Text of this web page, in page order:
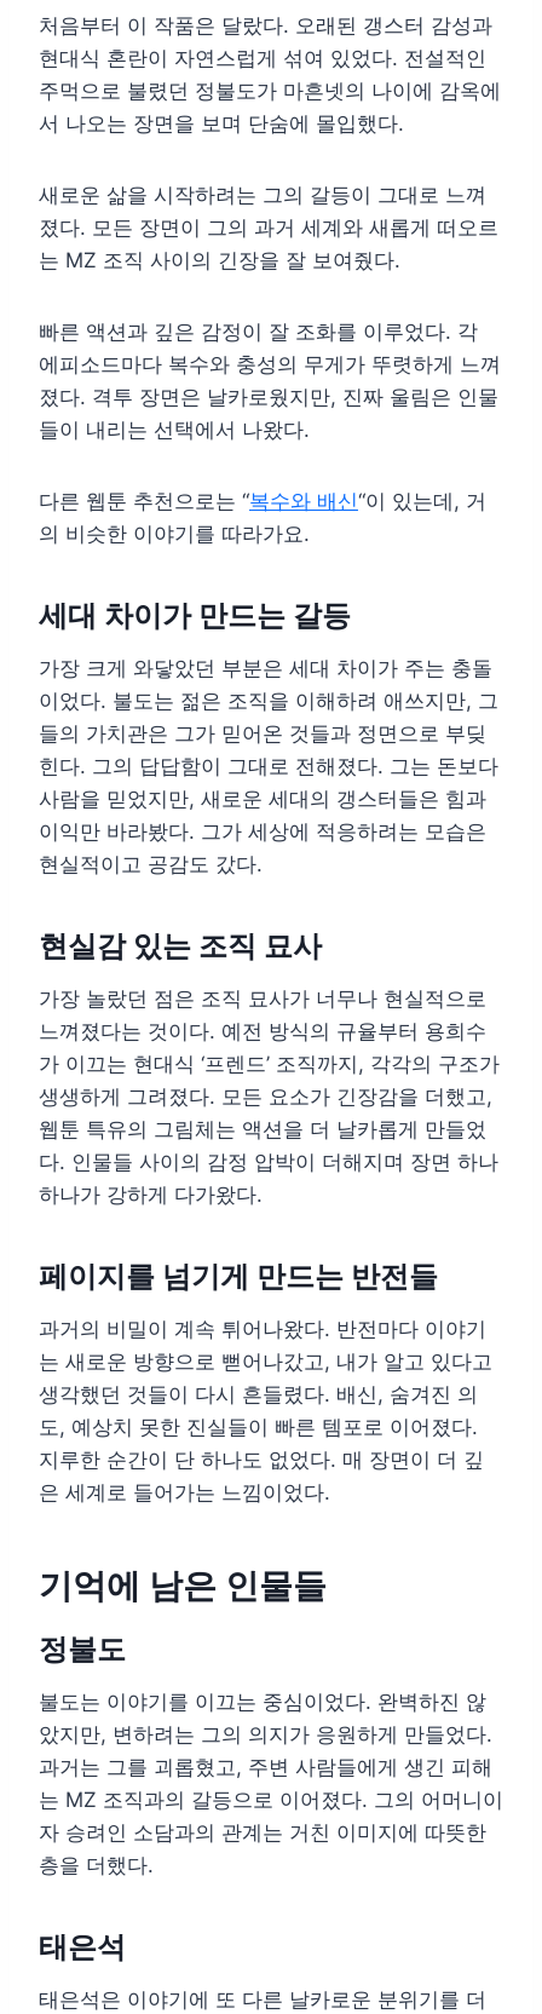
처음부터 이 작품은 달랐다. 오래된 갱스터 감성과
현대식 혼란이 자연스럽게 섞여 있었다. 전설적인
주먹으로 불렸던 정불도가 마흔넷의 나이에 감옥에
서 나오는 장면을 보며 단숨에 몰입했다.
새로운 삶을 시작하려는 그의 갈등이 그대로 느껴
졌다. 모든 장면이 그의 과거 세계와 새롭게 떠오르
는 MZ 조직 사이의 긴장을 잘 보여줬다.
빠른 액션과 깊은 감정이 잘 조화를 이루었다. 각
에피소드마다 복수와 충성의 무게가 뚜렷하게 느껴
졌다. 격투 장면은 날카로웠지만, 진짜 울림은 인물
들이 내리는 선택에서 나왔다.
다른 웹툰 추천으로는 “복수와 배신“이 있는데, 거
의 비슷한 이야기를 따라가요.
세대 차이가 만드는 갈등
가장 크게 와닿았던 부분은 세대 차이가 주는 충돌
이었다. 불도는 젊은 조직을 이해하려 애쓰지만, 그
들의 가치관은 그가 믿어온 것들과 정면으로 부딪
힌다. 그의 답답함이 그대로 전해졌다. 그는 돈보다
사람을 믿었지만, 새로운 세대의 갱스터들은 힘과
이익만 바라봤다. 그가 세상에 적응하려는 모습은
현실적이고 공감도 갔다.
현실감 있는 조직 묘사
가장 놀랐던 점은 조직 묘사가 너무나 현실적으로
느껴졌다는 것이다. 예전 방식의 규율부터 용희수
가 이끄는 현대식 ‘프렌드’ 조직까지, 각각의 구조가
생생하게 그려졌다. 모든 요소가 긴장감을 더했고,
웹툰 특유의 그림체는 액션을 더 날카롭게 만들었
다. 인물들 사이의 감정 압박이 더해지며 장면 하나
하나가 강하게 다가왔다.
페이지를 넘기게 만드는 반전들
과거의 비밀이 계속 튀어나왔다. 반전마다 이야기
는 새로운 방향으로 뻗어나갔고, 내가 알고 있다고
생각했던 것들이 다시 흔들렸다. 배신, 숨겨진 의
도, 예상치 못한 진실들이 빠른 템포로 이어졌다.
지루한 순간이 단 하나도 없었다. 매 장면이 더 깊
은 세계로 들어가는 느낌이었다.
기억에 남은 인물들
정불도
불도는 이야기를 이끄는 중심이었다. 완벽하진 않
았지만, 변하려는 그의 의지가 응원하게 만들었다.
과거는 그를 괴롭혔고, 주변 사람들에게 생긴 피해
는 MZ 조직과의 갈등으로 이어졌다. 그의 어머니이
자 승려인 소담과의 관계는 거친 이미지에 따뜻한
층을 더했다.
태은석
태은석은 이야기에 또 다른 날카로운 분위기를 더